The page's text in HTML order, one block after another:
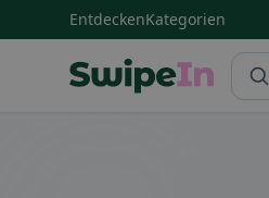
EntdeckenKategorien